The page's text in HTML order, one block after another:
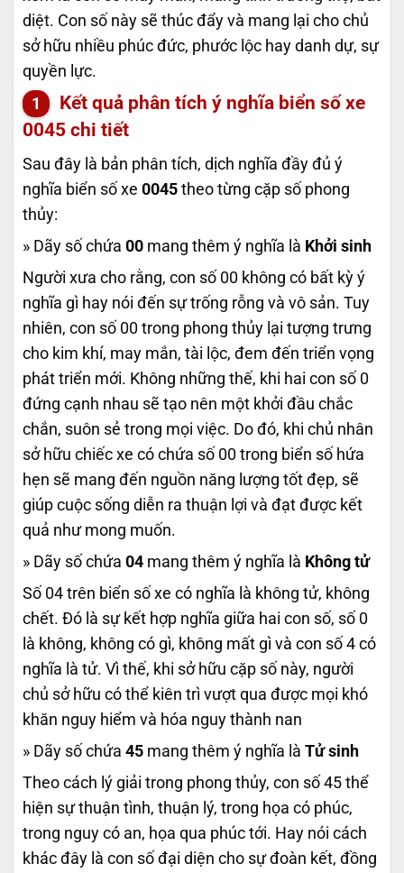
diệt. Con số này sẽ thúc đẩy và mang lại cho chủ
sở hữu nhiều phúc đức, phước lộc hay danh dự, sự
quyền lực.
Kết quả phân tích ý nghĩa biển số xe
0045 chi tiết
Sau đây là bản phân tích, dịch nghĩa đầy đủ ý
nghĩa biển số xe 0045 theo từng cặp số phong
thủy:
» Dãy số chứa 00 mang thêm ý nghĩa là Khởi sinh
Người xưa cho rằng, con số 00 không có bất kỳ ý
nghĩa gì hay nói đến sự trống rỗng và vô sản. Tuy
nhiên, con số 00 trong phong thủy lại tượng trưng
cho kim khí, may mắn, tài lộc, đem đến triển vọng
phát triển mới. Không những thế, khi hai con số 0
đứng cạnh nhau sẽ tạo nên một khởi đầu chắc
chắn, suôn sẻ trong mọi việc. Do đó, khi chủ nhân
sở hữu chiếc xe có chứa số 00 trong biển số hứa
hẹn sẽ mang đến nguồn năng lượng tốt đẹp, sẽ
giúp cuộc sống diễn ra thuận lợi và đạt được kết
quả như mong muốn.
» Dãy số chứa 04 mang thêm ý nghĩa là Không tử
Số 04 trên biển số xe có nghĩa là không tử, không
chết. Đó là sự kết hợp nghĩa giữa hai con số, số 0
là không, không có gì, không mất gì và con số 4 có
nghĩa là tử. Vì thế, khi sở hữu cặp số này, người
chủ sở hữu có thể kiên trì vượt qua được mọi khó
khăn nguy hiểm và hóa nguy thành nan
» Dãy số chứa 45 mang thêm ý nghĩa là Tử sinh
Theo cách lý giải trong phong thủy, con số 45 thể
hiện sự thuận tình, thuận lý, trong họa có phúc,
trong nguy có an, họa qua phúc tới. Hay nói cách
khác đây là con số đại diện cho sự đoàn kết, đồng